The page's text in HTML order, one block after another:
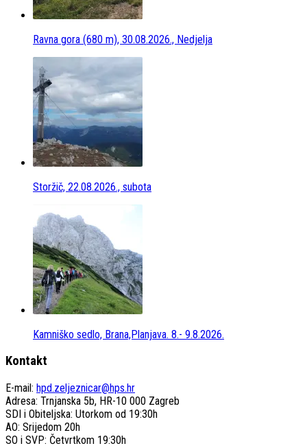
Ravna gora (680 m), 30.08.2026., Nedjelja
Storžič, 22.08.2026., subota
Kamniško sedlo, Brana,Planjava. 8.- 9.8.2026.
Kontakt
E-mail: hpd.zeljeznicar@hps.hr
Adresa: Trnjanska 5b, HR-10 000 Zagreb
SDI i Obiteljska: Utorkom od 19:30h
AO: Srijedom 20h
SO i SVP: Četvrtkom 19:30h